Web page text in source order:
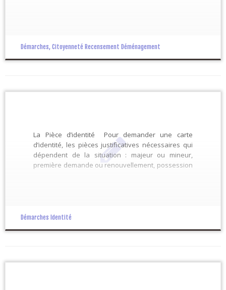
Démarches, Citoyenneté Recensement Déménagement
La Pièce d’identité Pour demander une carte
d’identité, les pièces justificatives nécessaires qui
dépendent de la situation : majeur ou mineur,
première demande ou renouvellement, possession
Démarches Identité